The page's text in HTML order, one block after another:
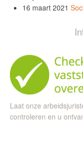
16 maart 2021
Laat onze
controleren en u